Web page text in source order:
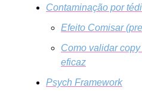
Contaminação por
Efeito Comisar
Como validar
eficaz
Psych Framework